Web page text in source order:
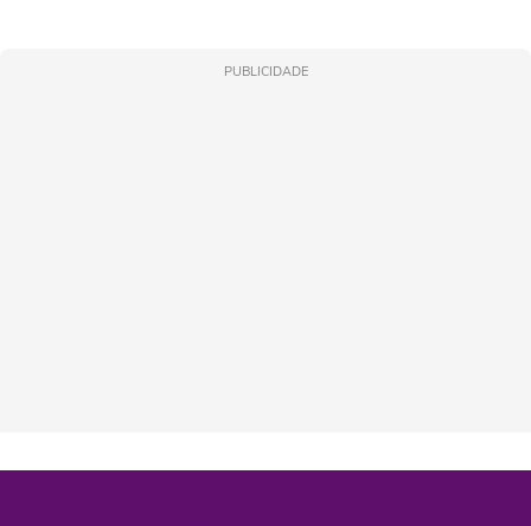
PUBLICIDADE